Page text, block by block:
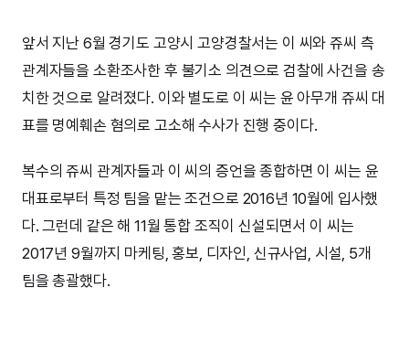
앞서 지난 6월 경기도 고양시 고양경찰서는 이 씨와 쥬씨 측
관계자들을 소환조사한 후 불기소 의견으로 검찰에 사건을 송
치한 것으로 알려졌다. 이와 별도로 이 씨는 윤 아무개 쥬씨 대
표를 명예훼손 혐의로 고소해 수사가 진행 중이다.
복수의 쥬씨 관계자들과 이 씨의 증언을 종합하면 이 씨는 윤
대표로부터 특정 팀을 맡는 조건으로 2016년 10월에 입사했
다. 그런데 같은 해 11월 통합 조직이 신설되면서 이 씨는
2017년 9월까지 마케팅, 홍보, 디자인, 신규사업, 시설, 5개
팀을 총괄했다.